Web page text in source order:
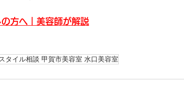
方へ｜美容師が解説
タイル相談 甲賀市美容室 水口美容室